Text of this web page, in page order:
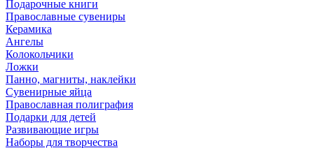
Подарочные книги
Православные сувениры
Керамика
Ангелы
Колокольчики
Ложки
Панно, магниты, наклейки
Сувенирные яйца
Православная полиграфия
Подарки для детей
Развивающие игры
Наборы для творчества